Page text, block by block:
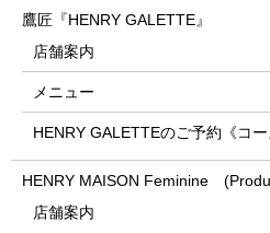
鷹匠『HENRY GALETTE』
店舗案内
メニュー
HENRY GALETTEのご予約《コー
HENRY MAISON Feminine
店舗案内